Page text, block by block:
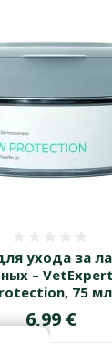
ухода за
–
75 мл
Цена
6,99 €